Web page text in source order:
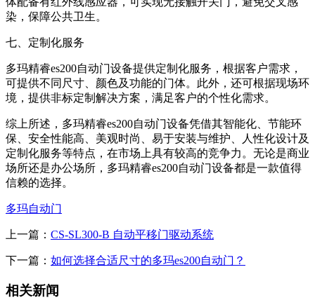
染，保障公共卫生。
七、定制化服务
多玛精睿es200自动门设备提供定制化服务，根据客户需求，
可提供不同尺寸、颜色及功能的门体。此外，还可根据现场环
境，提供非标定制解决方案，满足客户的个性化需求。
综上所述，多玛精睿es200自动门设备凭借其智能化、节能环
保、安全性能高、美观时尚、易于安装与维护、人性化设计及
定制化服务等特点，在市场上具有较高的竞争力。无论是商业
场所还是办公场所，多玛精睿es200自动门设备都是一款值得
信赖的选择。
多玛自动门
上一篇： CS-SL300-B 自动平移门驱动系统
下一篇： 如何选择合适尺寸的多玛es200自动门？
相关新闻